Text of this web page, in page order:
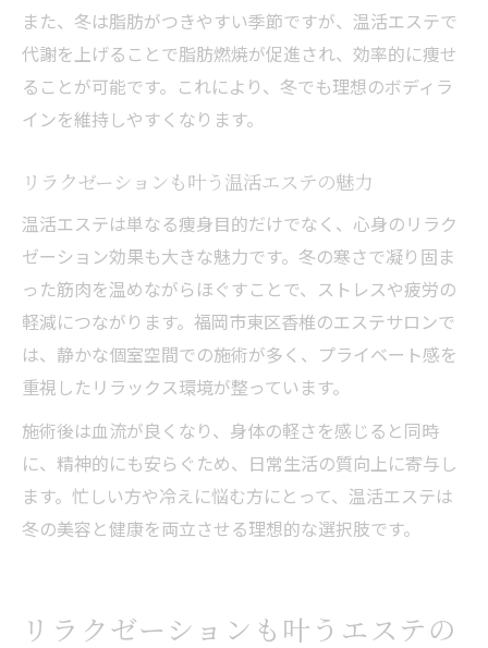
また、冬は脂肪がつきやすい季節ですが、温活エステで
代謝を上げることで脂肪燃焼が促進され、効率的に痩せ
ることが可能です。これにより、冬でも理想のボディラ
インを維持しやすくなります。
リラクゼーションも叶う温活エステの魅力
温活エステは単なる痩身目的だけでなく、心身のリラク
ゼーション効果も大きな魅力です。冬の寒さで凝り固ま
った筋肉を温めながらほぐすことで、ストレスや疲労の
軽減につながります。福岡市東区香椎のエステサロンで
は、静かな個室空間での施術が多く、プライベート感を
重視したリラックス環境が整っています。
施術後は血流が良くなり、身体の軽さを感じると同時
に、精神的にも安らぐため、日常生活の質向上に寄与し
ます。忙しい方や冷えに悩む方にとって、温活エステは
冬の美容と健康を両立させる理想的な選択肢です。
リラクゼーションも叶うエステの